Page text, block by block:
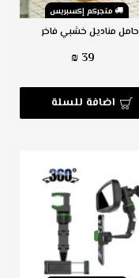
متجركم إكسبريس
حامل مناديل خشبي فاخر
39 ₪
اضافة للسلة